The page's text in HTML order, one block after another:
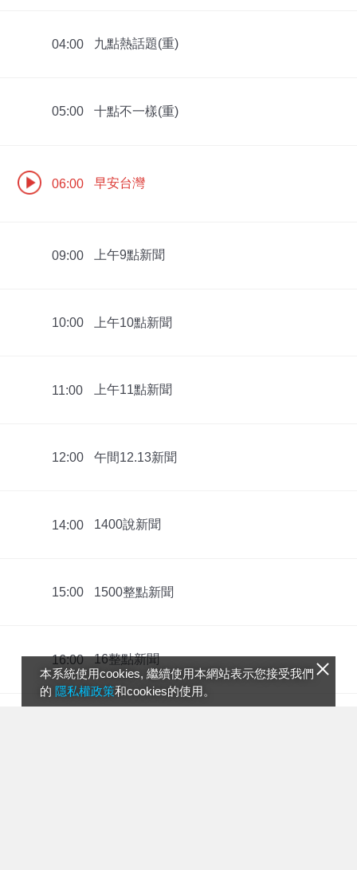
本系統使用cookies, 繼續使用本網站表示您接受我們
的 隱私權政策和cookies的使用。
04:00 九點熱話題(重)
05:00 十點不一樣(重)
06:00 早安台灣
09:00 上午9點新聞
10:00 上午10點新聞
11:00 上午11點新聞
12:00 午間12.13新聞
14:00 1400說新聞
15:00 1500整點新聞
16:00 16整點新聞